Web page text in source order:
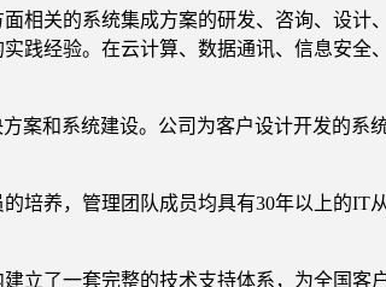
关的系统集成方案的研发、咨询、设计
践经验。在云计算、数据通讯、信息安全
和系统建设。公司为客户设计开发的系
养，管理团队成员均具有30年以上的IT
了一套完整的技术支持体系，为全国客